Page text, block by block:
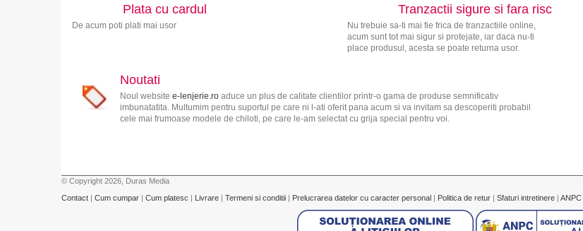
Plata cu cardul
De acum poti plati mai usor
Tranzactii sigure si fara risc
Nu trebuie sa-ti mai fie frica de tranzactiile online,
acum sunt tot mai sigur si protejate, iar daca nu-ti
place produsul, acesta se poate returna usor.
Noutati
Noul website e-lenjerie.roaduce un plus de calitate clientilor printr-o gama de produse semnificativ
imbunatatita. Multumim pentru suportul pe care ni l-ati oferit pana acum si va invitam sa descoperiti probabil
cele mai frumoase modele de chiloti, pe care le-am selectat cu grija special pentru voi.
© Copyright 2026, Duras Media
Contact | Cum cumpar | Cum platesc | Livrare | Termeni si conditii | Prelucrarea datelor cu caracter personal | Politica de retur | Sfaturi intretinere | ANPC